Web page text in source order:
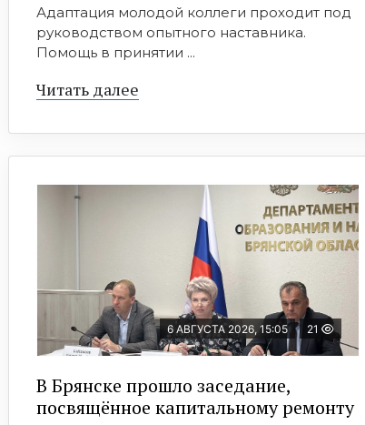
Адаптация молодой коллеги проходит под
руководством опытного наставника.
Помощь в принятии ...
Читать далее
6 АВГУСТА 2026, 15:05 21
В Брянске прошло заседание,
посвящённое капитальному ремонту